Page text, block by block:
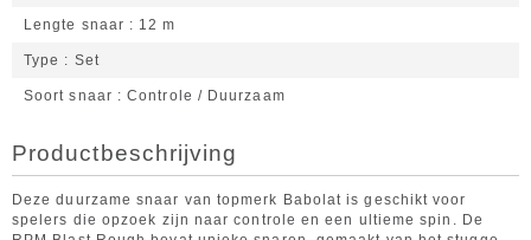
Lengte snaar 12 m
Type Set
Soort snaar Controle / Duurzaam
Productbeschrijving
Deze duurzame snaar van topmerk Babolat is geschikt voor
spelers die opzoek zijn naar controle en een ultieme spin. De